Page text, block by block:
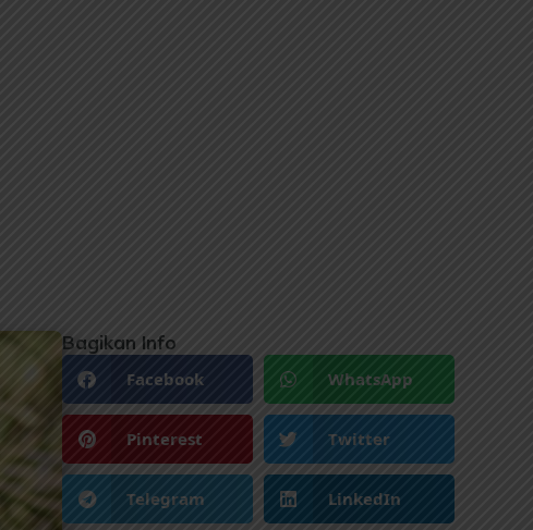
Bagikan Info
Facebook WhatsApp
Pinterest Twitter
Telegram LinkedIn